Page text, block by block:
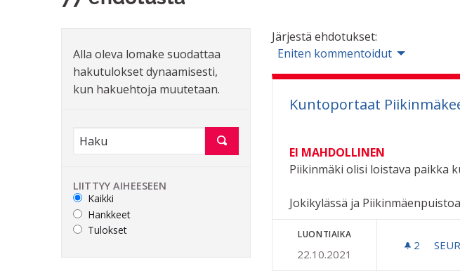
Alla oleva lomake suodattaa
hakutulokset dynaamisesti,
kun hakuehtoja muutetaan.
LIITTYY AIHEESEEN
Kaikki
Hankkeet
Tulokset
Järjestä ehdotukset:
Eniten kommentoidut
Kuntoportaat
EI MAHDOLLINEN
Piikinmäki olisi loistava paikka
Jokikylässä ja
LUONTIAIKA
22.10.2021
2 2